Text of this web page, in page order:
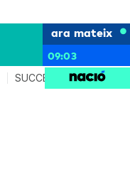
ara mateix
09:03
SUCCESSOS AGENDA